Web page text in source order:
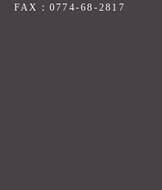
FAX：0774-68-2817